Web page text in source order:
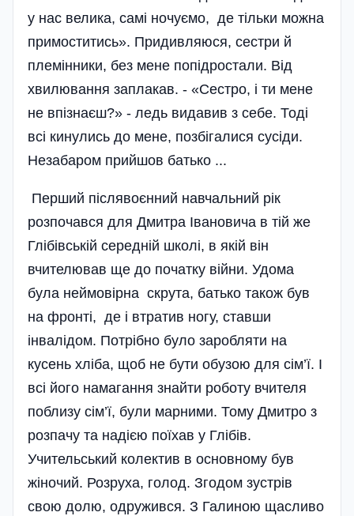
у нас велика, самі ночуємо, де тільки можна
примоститись». Придив­ля­юся, сестри й
племінники, без мене попідростали. Від
хвилювання запла­ка­в. - «Сестро, і ти мене
не впізнаєш?» - ледь видавив з себе. Тоді
всі кинулись до мене, позбігалися сусіди.
Незабаром прийшов батько ...
Перший післявоєнний навчальний рік
розпочався для Дмитра Івановича в тій же
Глібівській середній школі, в якій він
вчителював ще до початку війни. Удома
була неймо­вірна скрута, батько також був
на фронті, де і втратив ногу, ставши
інвалідом. Потрібно було заробляти на
кусень хліба, щоб не бути обузою для сім’ї. І
всі його намагання знайти роботу вчителя
поблизу сім’ї, були марними. Тому Дмитро з
розпачу та надією поїхав у Глібів.
Учительський колектив в основному був
жіночий. Розруха, голод. Згодом зустрів
свою долю, одружився. З Галиною щасливо